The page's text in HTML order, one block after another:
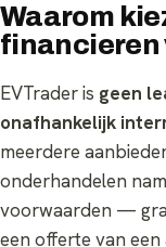
Waarom
financieren
EVTrader is geen
onafhankelijk
meerdere
onderhandelen
voorwaarden —
een offerte van